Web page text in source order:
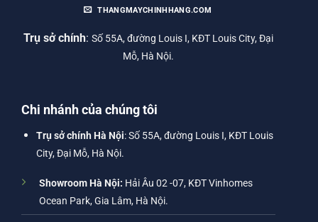
THANGMAYCHINHHANG.COM
Trụ sở chính: Số 55A, đường Louis I, KĐT Louis City, Đại
Mỗ, Hà Nội.
Chi nhánh của chúng tôi
Trụ sở chính Hà Nội: Số 55A, đường Louis I, KĐT Louis
City, Đại Mỗ, Hà Nội.
Showroom Hà Nội: Hải Âu 02 -07, KĐT Vinhomes
Ocean Park, Gia Lâm, Hà Nội.